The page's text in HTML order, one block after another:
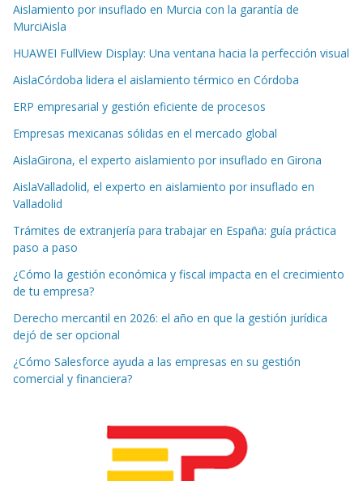
Aislamiento por insuflado en Murcia con la garantía de
MurciAisla
HUAWEI FullView Display: Una ventana hacia la perfección visual
AislaCórdoba lidera el aislamiento térmico en Córdoba
ERP empresarial y gestión eficiente de procesos
Empresas mexicanas sólidas en el mercado global
AislaGirona, el experto aislamiento por insuflado en Girona
AislaValladolid, el experto en aislamiento por insuflado en
Valladolid
Trámites de extranjería para trabajar en España: guía práctica
paso a paso
¿Cómo la gestión económica y fiscal impacta en el crecimiento
de tu empresa?
Derecho mercantil en 2026: el año en que la gestión jurídica
dejó de ser opcional
¿Cómo Salesforce ayuda a las empresas en su gestión
comercial y financiera?